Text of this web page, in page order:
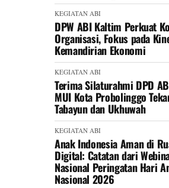
KEGIATAN ABI
DPW ABI Kaltim Perkuat
Organisasi, Fokus pada
Kemandirian Ekonomi
KEGIATAN ABI
Terima Silaturahmi DPD
MUI Kota Probolinggo
Tabayun dan Ukhuwah
KEGIATAN ABI
Anak Indonesia Aman di
Digital: Catatan dari
Nasional Peringatan Hari
Nasional 2026